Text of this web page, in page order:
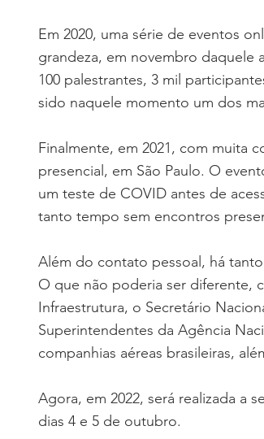
Em 2020, uma série de eventos
grandeza, em novembro
100 palestrantes, 3 mil
sido naquele momento um dos
Finalmente, em 2021, com muita
presencial, em São Paulo. O
um teste de COVID antes de
tanto tempo sem encontros
Além do contato pessoal, há
O que não poderia ser diferente,
Infraestrutura, o Secretário
Superintendentes da Agência
companhias aéreas brasileiras,
Agora, em 2022, será realizada a
dias 4 e 5 de outubro.